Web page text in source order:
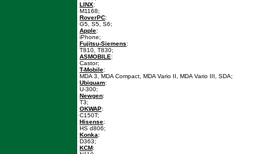
LINX:
M1168;
RoverPC:
G5, S5, S6;
Apple:
iPhone;
Fujitsu-Siemens:
T810, T830;
ASMOBILE:
Castor;
T-Mobile:
MDA 3, MDA Compact, MDA Vario II, MDA Vario III, SDA;
Ubiquam:
U-300;
Newgen:
T3;
OKWAP:
C150T;
Hisense:
HS d806;
Konka:
D363;
KCM: